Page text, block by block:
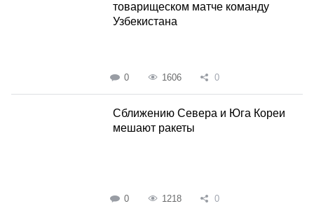
товарищеском матче команду
Узбекистана
0 1606 0
Сближению Севера и Юга Кореи
мешают ракеты
0 1218 0